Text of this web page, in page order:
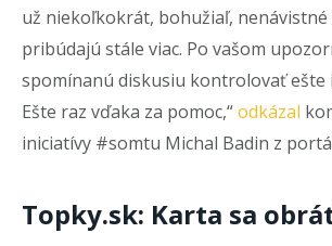
už niekoľkokrát, bohužiaľ,
pribúdajú stále viac. Po vašom
spomínanú diskusiu kontrolovať ešte
Ešte raz vďaka za pomoc,“odkázal
iniciatívy #somtu Michal Badin z
Topky.sk: Karta sa